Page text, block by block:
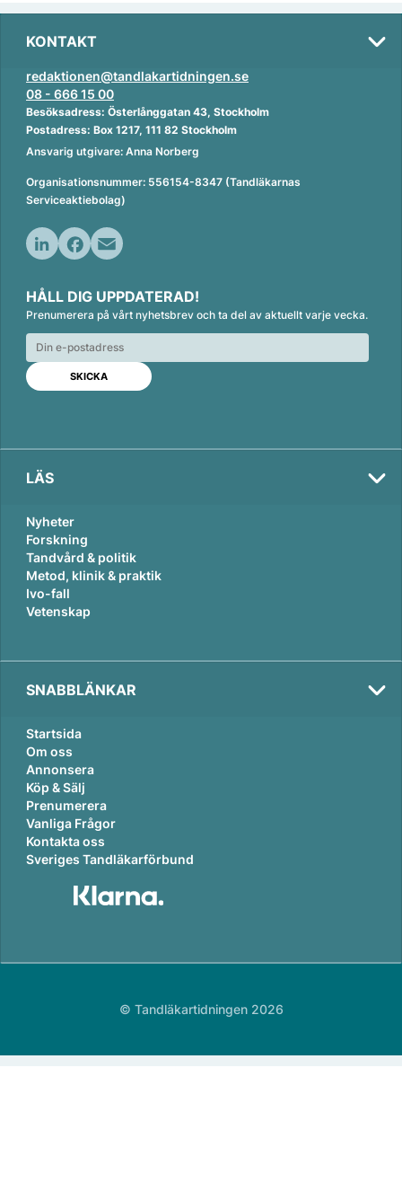
KONTAKT
redaktionen@tandlakartidningen.se
08 - 666 15 00
Besöksadress: Österlånggatan 43, Stockholm
Postadress: Box 1217, 111 82 Stockholm
Ansvarig utgivare: Anna Norberg
Organisationsnummer: 556154-8347 (Tandläkarnas
Serviceaktiebolag)
n
k
e
d
n
c
e
b
o
o
k
a
i
l
HÅLL DIG UPPDATERAD!
Prenumerera på vårt nyhetsbrev och ta del av aktuellt varje vecka.
LÄS
Nyheter
Forskning
Tandvård & politik
Metod, klinik & praktik
Ivo-fall
Vetenskap
SNABBLÄNKAR
Startsida
Om oss
Annonsera
Köp & Sälj
Prenumerera
Vanliga Frågor
Kontakta oss
Sveriges Tandläkarförbund
© Tandläkartidningen 2026